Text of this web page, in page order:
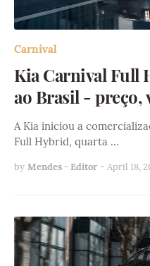
Carnival
Kia Carnival Full
ao Brasil - preço,
A Kia iniciou a
Full Hybrid, quarta …
by Mendes - Editor - April 18,